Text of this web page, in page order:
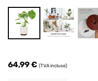
64,99 € (TVA incluse)